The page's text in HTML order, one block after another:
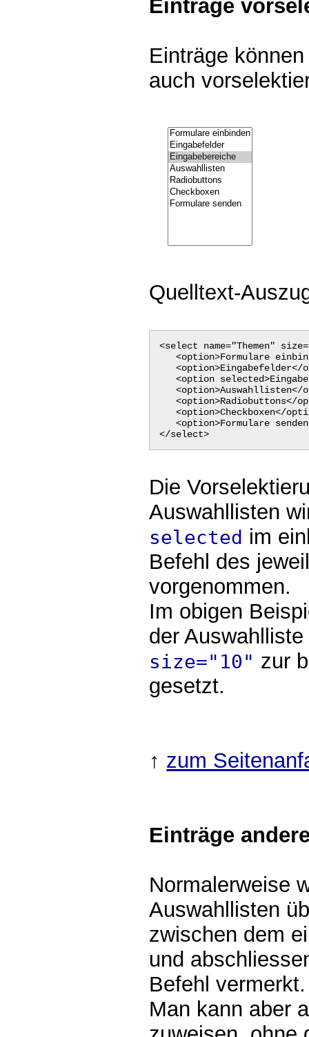
Einträge
Einträge
auch
Quelltext-
<select name="Themen"
<option>Formulare
<option>Eingabefelder</
<option
<option>Auswahllisten</
<option>Radiobuttons</
<option>Checkboxen</
<option>Formulare
</select>
Die
Auswahllisten
selected im
Befehl des
vorgenommen.
Im obigen
der
size="10" zur
gesetzt.
↑ zum
Einträge
Normalerweise
Auswahllisten
zwischen dem
und
Befehl vermerkt.
Man kann aber